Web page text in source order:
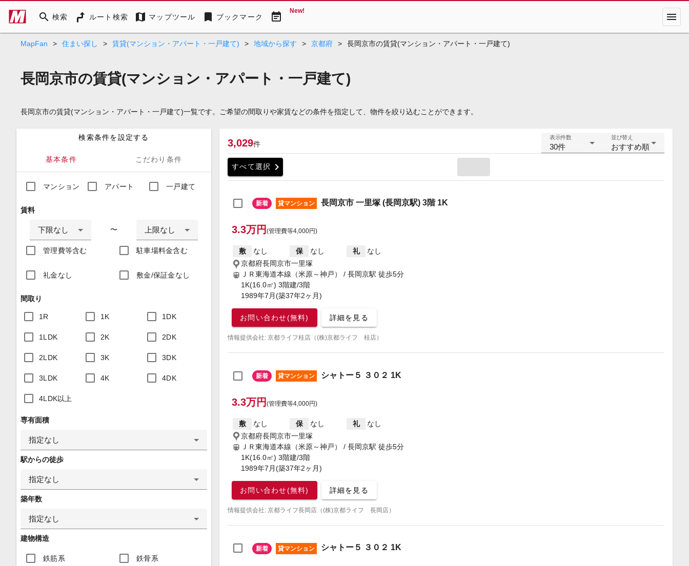
search 検索 ルート検索 map マップツール bookmark ブックマーク event_note New! menu
MapFan > 住まい探し > 賃貸(マンション・アパート・一戸建て) > 地域から探す > 京都府 > 長岡京市の賃貸(マンション・アパート・一戸建て)
長岡京市の賃貸(マンション・アパート・一戸建て)
長岡京市の賃貸(マンション・アパート・一戸建て)一覧です。ご希望の間取りや家賃などの条件を指定して、物件を絞り込むことができます。
検索条件を設定する
基本条件 こだわり条件
マンション アパート 一戸建て
賃料
下限なし 〜 上限なし
管理費等含む 駐車場料金含む
礼金なし 敷金/保証金なし
間取り
1R 1K 1DK
1LDK 2K 2DK
2LDK 3K 3DK
3LDK 4K 4DK
4LDK以上
専有面積
指定なし
駅からの徒歩
指定なし
築年数
指定なし
建物構造
鉄筋系 鉄骨系
3,029件
表示件数
30件
並び替え
おすすめ順
すべて選択 chevron_right
新着 貸マンション 長岡京市 一里塚 (長岡京駅) 3階 1K
3.3万円 (管理費等4,000円)
敷 なし 保 なし 礼
なし
京都府長岡京市一里塚
ＪＲ東海道本線（米原～神戸） / 長岡京駅 徒歩5分
1K(16.0㎡) 3階建/3階
1989年7月(築37年2ヶ月)
お問い合わせ(無料) 詳細を見る
情報提供会社: 京都ライフ桂店（(株)京都ライフ 桂店）
新着 貸マンション シャトー５ ３０２ 1K
3.3万円 (管理費等4,000円)
敷 なし 保 なし 礼
なし
京都府長岡京市一里塚
ＪＲ東海道本線（米原～神戸） / 長岡京駅 徒歩5分
1K(16.0㎡) 3階建/3階
1989年7月(築37年2ヶ月)
お問い合わせ(無料) 詳細を見る
情報提供会社: 京都ライフ長岡店（(株)京都ライフ 長岡店）
新着 貸マンション シャトー５ ３０２ 1K